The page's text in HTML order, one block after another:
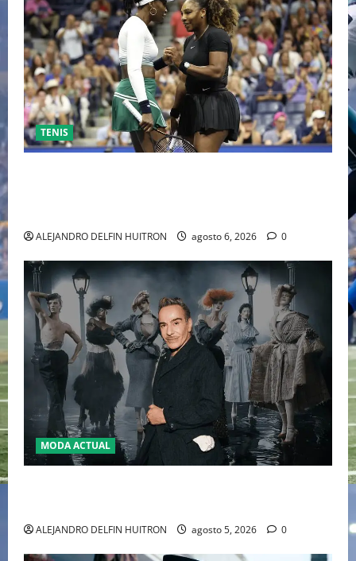
TENIS
ALEJANDRO DELFIN HUITRON agosto 6, 2026 0
MODA ACTUAL
ALEJANDRO DELFIN HUITRON agosto 5, 2026 0